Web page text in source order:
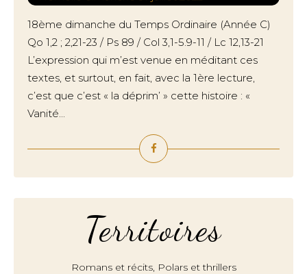
18ème dimanche du Temps Ordinaire (Année C)
Qo 1,2 ; 2,21-23 / Ps 89 / Col 3,1-5.9-11 / Lc 12,13-21
L’expression qui m’est venue en méditant ces
textes, et surtout, en fait, avec la 1ère lecture,
c’est que c’est « la déprim’ » cette histoire : «
Vanité...
Territoires
Romans et récits, Polars et thrillers